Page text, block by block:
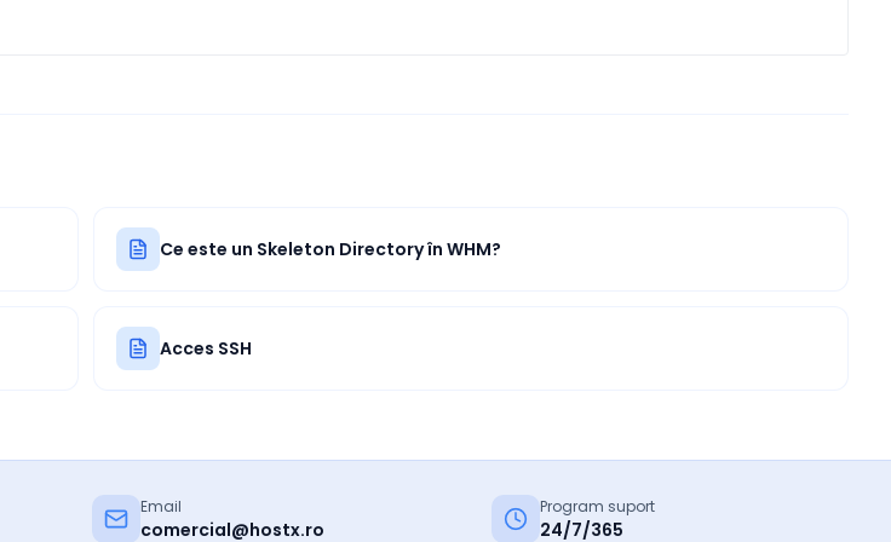
Ce este un Skeleton Directory în WHM?
Acces SSH
Email
comercial@hostx.ro
Program suport
24/7/365